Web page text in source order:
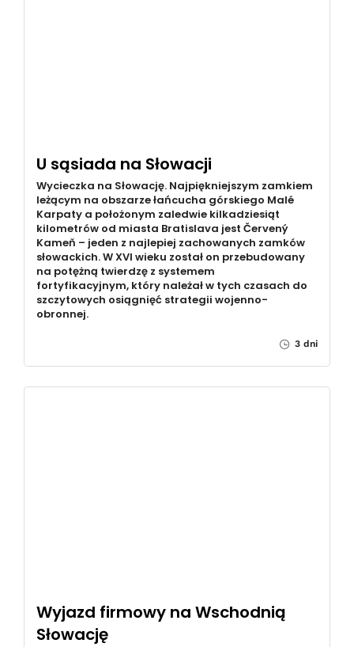
U sąsiada na Słowacji
Wycieczka na Słowację. Najpiękniejszym zamkiem
leżącym na obszarze łańcucha górskiego Malé
Karpaty a położonym zaledwie kilkadziesiąt
kilometrów od miasta Bratislava jest Červený
Kameň – jeden z najlepiej zachowanych zamków
słowackich. W XVI wieku został on przebudowany
na potężną twierdzę z systemem
fortyfikacyjnym, który należał w tych czasach do
szczytowych osiągnięć strategii wojenno-
obronnej.
3 dni
Wyjazd firmowy na Wschodnią
Słowację